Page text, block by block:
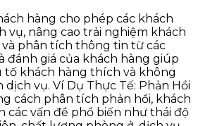
hàng cho phép các khách
vụ, nâng cao trải nghiệm khách
và phân tích thông tin từ các
đánh giá của khách hàng giúp
khách hàng thích và không
vụ. Ví Dụ Thực Tế: Phản Hồi
cách phân tích phản hồi, khách
các vấn đề phổ biến như thái độ